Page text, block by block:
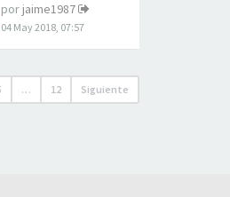
por jaime1987
04 May 2018, 07:57
… 12 Siguiente